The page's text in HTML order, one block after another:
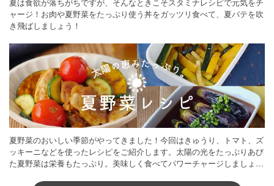
ャージ！お肉や夏野菜をたっぷり使う丼をガッツリ食べて、夏バテを吹
き飛ばしましょう！
夏野菜のおいしい季節がやってきました！今回はきゅうり、トマト、ズ
ッキーニなどを使ったレシピをご紹介します。太陽の光をたっぷりあび
た夏野菜は栄養もたっぷり。美味しく食べてパワーチャージしましょう